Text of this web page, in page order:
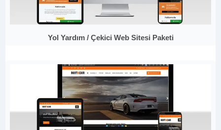
Yol Yardım / Çekici Web Sitesi Paketi